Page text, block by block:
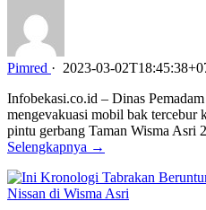
Pimred · 2023-03-
Infobekasi.co.id – Dinas
mengevakuasi mobil bak tercebur
pintu gerbang Taman Wisma
Selengkapnya →